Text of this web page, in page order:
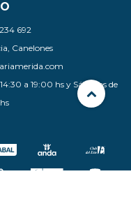
692
Canelones
a 19:00 hs y Sábados de